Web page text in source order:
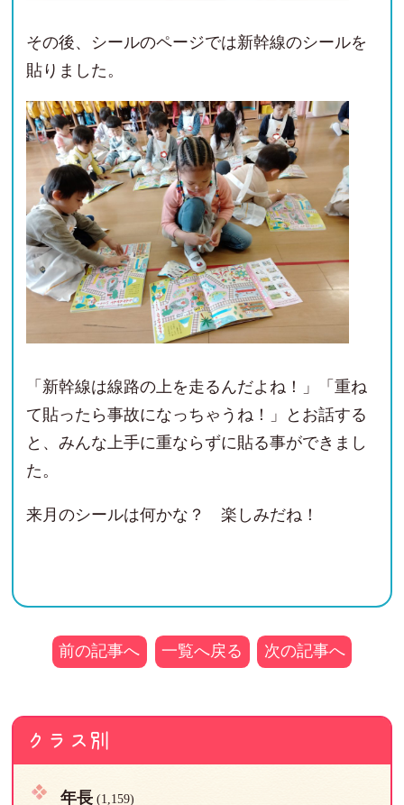
その後、シールのページでは新幹線のシールを
貼りました。
「新幹線は線路の上を走るんだよね！」「重ね
て貼ったら事故になっちゃうね！」とお話する
と、みんな上手に重ならずに貼る事ができまし
た。
来月のシールは何かな？ 楽しみだね！
前の記事へ 一覧へ戻る 次の記事へ
クラス別
年長(1,159)